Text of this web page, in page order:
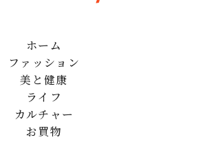
ホーム
ファッション
美と健康
ライフ
カルチャー
お買物